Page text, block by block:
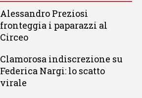
Alessandro Preziosi
fronteggia i paparazzi al
Circeo
Clamorosa indiscrezione su
Federica Nargi: lo scatto
virale